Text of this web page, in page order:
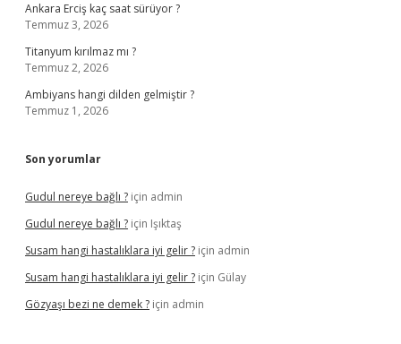
Ankara Erciş kaç saat sürüyor ?
Temmuz 3, 2026
Titanyum kırılmaz mı ?
Temmuz 2, 2026
Ambiyans hangi dilden gelmiştir ?
Temmuz 1, 2026
Son yorumlar
Gudul nereye bağlı ? için admin
Gudul nereye bağlı ? için Işıktaş
Susam hangi hastalıklara iyi gelir ? için admin
Susam hangi hastalıklara iyi gelir ? için Gülay
Gözyaşı bezi ne demek ? için admin